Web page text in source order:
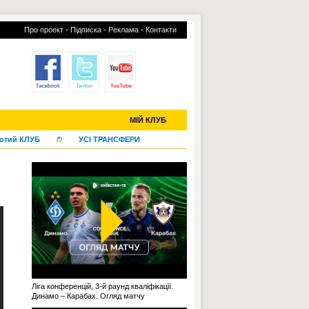
Про проект - Підписка - Реклама - Контакти
МІЙ КЛУБ
КЛУБ УСІ ТРАНСФЕРИ
Ліга конференцій, 3-й раунд кваліфікації.
Динамо – Карабах. Огляд матчу